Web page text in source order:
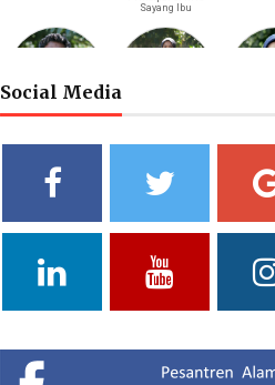
Sayang Ibu
S.Li.
Hizam, M.Pd.
Vidya Putri
Deputy Head of Public
Yuliani, S.Pd
Curriculum MA
Fathul
Social Media